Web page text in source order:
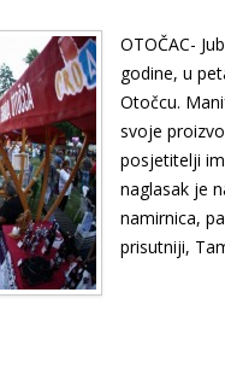
OTOČAC-
godine, u
Otočcu.
svoje
posjetitelji
naglasak je
namirnica,
prisutniji,